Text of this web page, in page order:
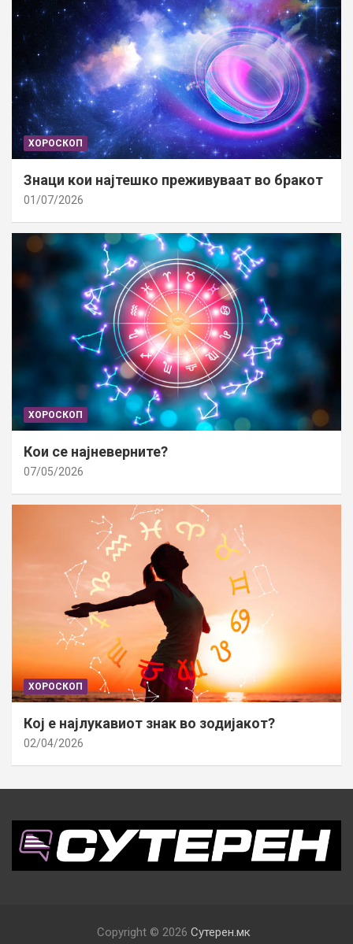
ХОРОСКОП
Знаци кои најтешко преживуваат во бракот
01/07/2026
ХОРОСКОП
Кои се најневерните?
07/05/2026
ХОРОСКОП
Кој е најлукавиот знак во зодијакот?
02/04/2026
Copyright © 2026 Сутерен.мк